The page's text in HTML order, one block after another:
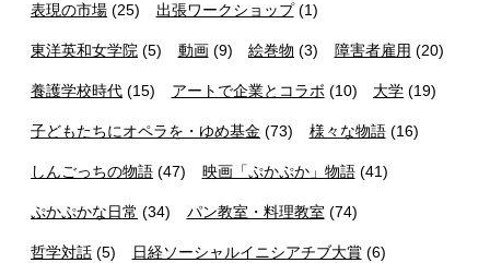
表現の市場 (25) 出張ワークショップ(1)
東洋英和女学院 (5) 動画(9) 絵巻物 (3) 障害者雇用 (20)
養護学校時代 (15) アートで企業とコラボ (10) 大学 (19)
子どもたちにオペラを・ゆめ基金 (73) 様々な物語(16)
しんごっちの物語 (47) 映画「ぷかぷか」物語(41)
ぷかぷかな日常 (34) パン教室・料理教室 (74)
哲学対話 (5) 日経ソーシャルイニシアチブ大賞(6)